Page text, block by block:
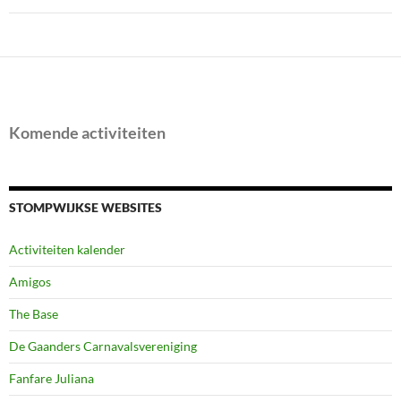
Komende activiteiten
STOMPWIJKSE WEBSITES
Activiteiten kalender
Amigos
The Base
De Gaanders Carnavalsvereniging
Fanfare Juliana